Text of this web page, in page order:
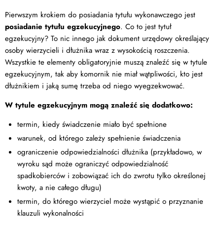
Pierwszym krokiem do posiadania tytułu wykonawczego jest
posiadanie tytułu egzekucyjnego. Co to jest tytuł
egzekucyjny? To nic innego jak dokument urzędowy określający
osoby wierzycieli i dłużnika wraz z wysokością roszczenia.
Wszystkie te elementy obligatoryjnie muszą znaleźć się w tytule
egzekucyjnym, tak aby komornik nie miał wątpliwości, kto jest
dłużnikiem i jaką sumę trzeba od niego wyegzekwować.
W tytule egzekucyjnym mogą znaleźć się dodatkowo:
termin, kiedy świadczenie miało być spełnione
warunek, od którego zależy spełnienie świadczenia
ograniczenie odpowiedzialności dłużnika (przykładowo, w
wyroku sąd może ograniczyć odpowiedzialność
spadkobierców i zobowiązać ich do zwrotu tylko określonej
kwoty, a nie całego długu)
termin, do którego wierzyciel może wystąpić o przyznanie
klauzuli wykonalności